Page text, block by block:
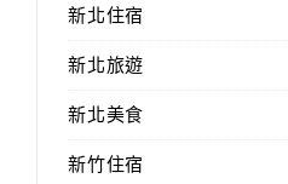
新北住宿
新北旅遊
新北美食
新竹住宿